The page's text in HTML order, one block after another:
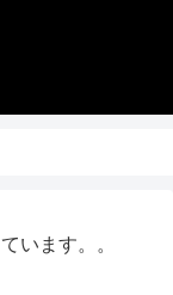
います。。